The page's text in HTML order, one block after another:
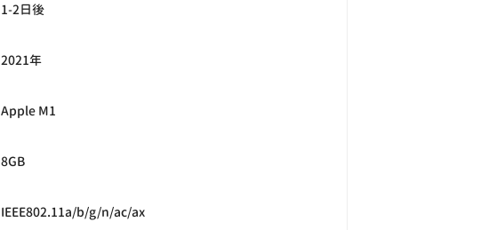
1-2日後
2021年
Apple M1
8GB
IEEE802.11a/b/g/n/ac/ax